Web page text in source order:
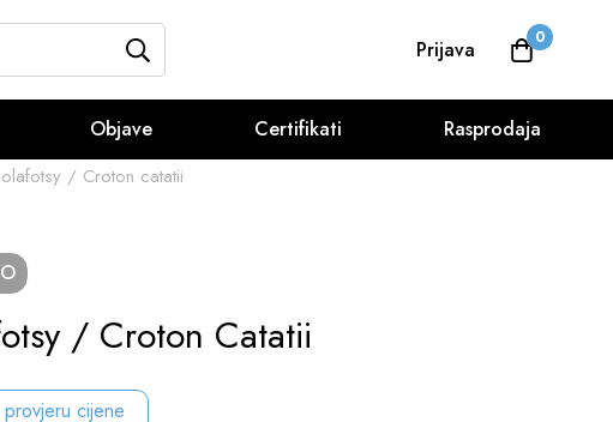
Prijava 0
Objave Certifikati Rasprodaja
/ Croton catatii
/ Croton Catatii
cijene